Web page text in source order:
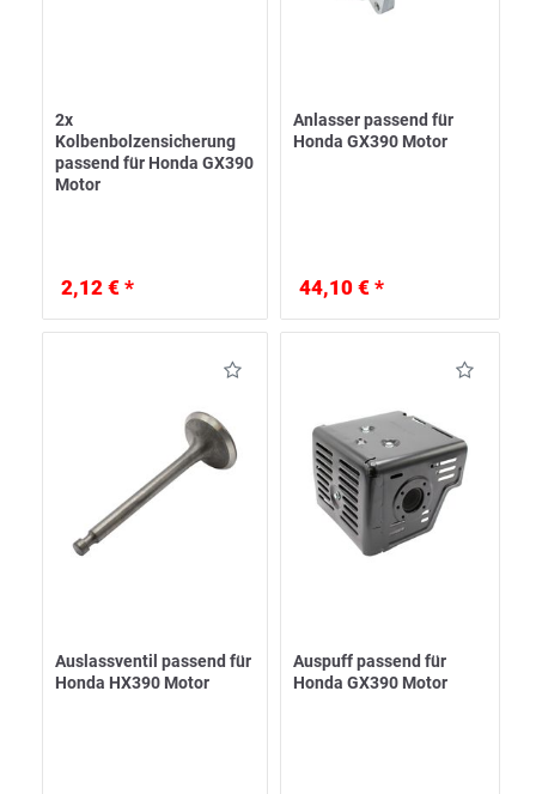
2x
Kolbenbolzensicherung
passend für Honda GX390
Motor
2,12 € *
Anlasser passend für
Honda GX390 Motor
44,10 € *
Auslassventil passend für
Honda HX390 Motor
Auspuff passend für
Honda GX390 Motor